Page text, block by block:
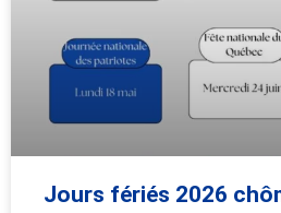
Jours fériés 2026